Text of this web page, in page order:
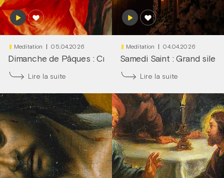
Meditation 05.04.2026
Dimanche de Pâques : Cri du cœur ! | Frère François-
Lire la suite
Meditation 04.04.2026
Samedi Saint : Grand
Lire la suite